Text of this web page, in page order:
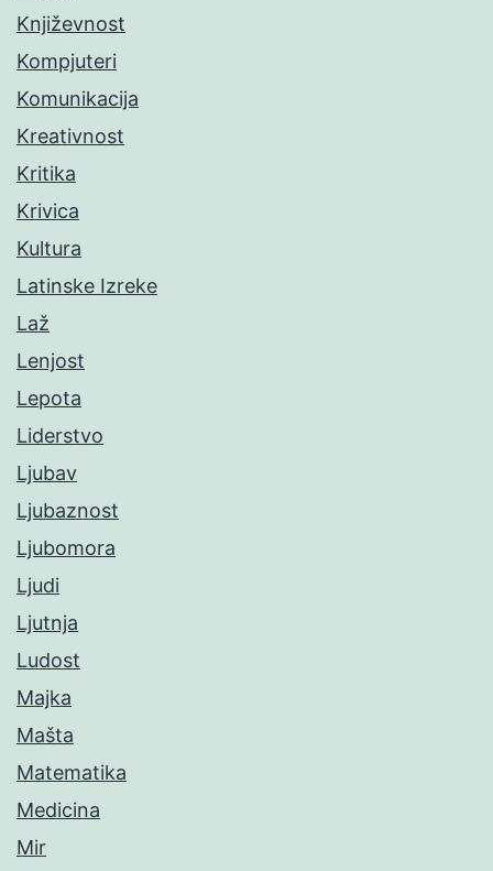
Književnost
Kompjuteri
Komunikacija
Kreativnost
Kritika
Krivica
Kultura
Latinske Izreke
Laž
Lenjost
Lepota
Liderstvo
Ljubav
Ljubaznost
Ljubomora
Ljudi
Ljutnja
Ludost
Majka
Mašta
Matematika
Medicina
Mir